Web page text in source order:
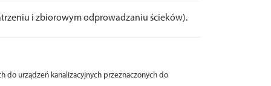
i zbiorowym odprowadzaniu ścieków).
do urządzeń kanalizacyjnych przeznaczonych do